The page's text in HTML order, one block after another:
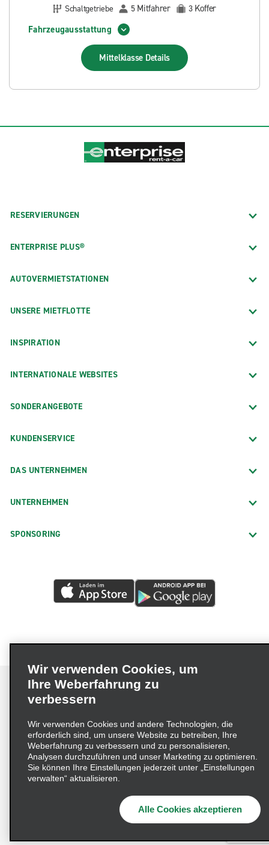
Schaltgetriebe
5 Mitfahrer 3 Koffer
Fahrzeugausstattung
Mittelklasse Details
RESERVIERUNGEN
ENTERPRISE PLUS®
AUTOVERMIETSTATIONEN
UNSERE MIETFLOTTE
INSPIRATION
INTERNATIONALE WEBSITES
SONDERANGEBOTE
KUNDENSERVICE
DAS UNTERNEHMEN
UNTERNEHMEN
SPONSORING
Impressum Nutzungsbedingungen
Datenschutzrichtlinie
Cookie-Richtlinie
Datenschutzoptionen
Lieferkettensorgfaltspflichtengesetz (LkSG) Grundsatzerklärung
Beschwerdeverfahren nach dem
© 2026 Enterprise Holdings, Inc. Alle Rechte vorbehalten
Wir verwenden Cookies, um
Ihre Weberfahrung zu
verbessern
Wir verwenden Cookies und andere Technologien, die
erforderlich sind, um unsere Website zu betreiben, Ihre
Weberfahrung zu verbessern und zu personalisieren,
Analysen durchzuführen und unser Marketing zu optimieren.
Sie können Ihre Einstellungen jederzeit unter „Einstellungen
verwalten“ aktualisieren.
Alle Cookies akzeptieren